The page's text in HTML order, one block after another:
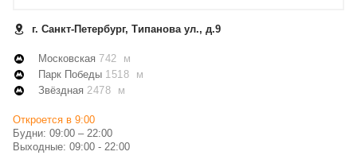
г. Санкт-Петербург, Типанова ул., д.9
Московская 742 м
Парк Победы 1518 м
Звёздная 2478 м
Откроется в 9:00
Будни: 09:00 – 22:00
Выходные: 09:00 - 22:00